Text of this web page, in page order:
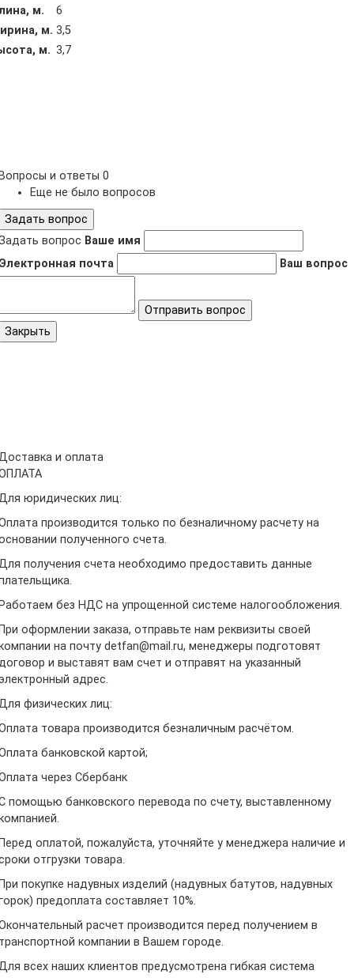
м.
6
м. 3,5
м. 3,7
и ответы 0
Еще не было вопросов
Задать вопрос
вопрос Ваше имя
почта
Ваш вопрос
Отправить вопрос
Закрыть
и оплата
юридических лиц:
производится только по безналичному расчету на
полученного счета.
получения счета необходимо предоставить данные
без НДС на упрощенной системе налогообложения.
оформлении заказа, отправьте нам реквизиты своей
на почту detfan@mail.ru, менеджеры подготовят
и выставят вам счет и отправят на указанный
адрес.
физических лиц:
товара производится безналичным расчётом.
банковской картой;
через Сбербанк
помощью банковского перевода по счету, выставленному
оплатой, пожалуйста, уточняйте у менеджера наличие и
отгрузки товара.
покупке надувных изделий (надувных батутов, надувных
предоплата составляет 10%.
расчет производится перед получением в
компании в Вашем городе.
всех наших клиентов предусмотрена гибкая система